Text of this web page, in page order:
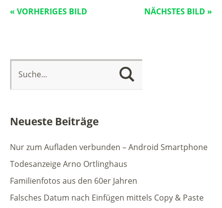
« VORHERIGES BILD NÄCHSTES BILD »
Neueste Beiträge
Nur zum Aufladen verbunden – Android Smartphone
Todesanzeige Arno Ortlinghaus
Familienfotos aus den 60er Jahren
Falsches Datum nach Einfügen mittels Copy & Paste